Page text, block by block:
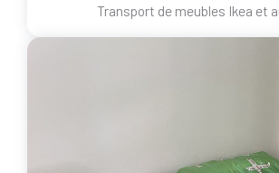
Transport de meubles Ikea et